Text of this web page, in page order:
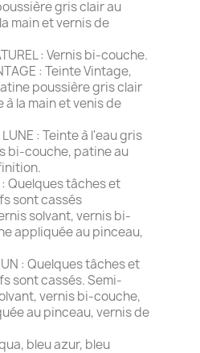
gris clair au
main et vernis de
: Vernis bi-couche.
: Teinte Vintage,
poussière gris clair
la main et venis de
LUNE : Teinte à l'eau gris
bi-couche, patine au
: Quelques tâches et
sont cassés
solvant, vernis bi-
appliquée au pinceau,
: Quelques tâches et
sont cassés. Semi-
vernis bi-couche,
au pinceau, vernis de
bleu azur, bleu